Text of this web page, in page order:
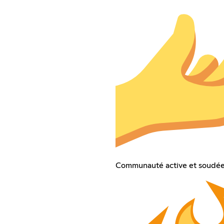
Communauté active et